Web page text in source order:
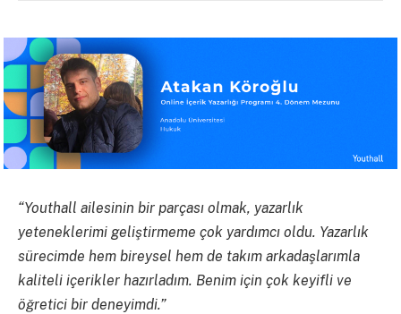
“Youthall ailesinin bir parçası olmak, yazarlık
yeteneklerimi geliştirmeme çok yardımcı oldu. Yazarlık
sürecimde hem bireysel hem de takım arkadaşlarımla
kaliteli içerikler hazırladım. Benim için çok keyifli ve
öğretici bir deneyimdi.”